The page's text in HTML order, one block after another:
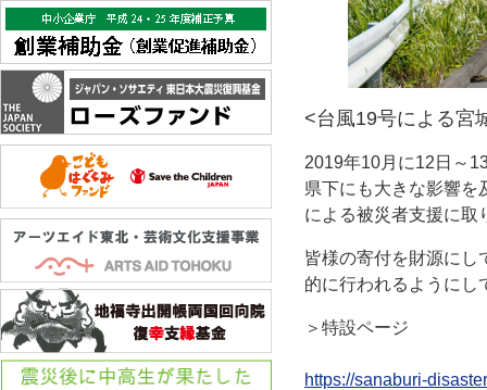
<台風19号による宮
2019年10月に12日～
県下にも大きな影響を
による被災者支援に取
皆様の寄付を財源にし
的に行われるようにし
＞特設ページ
https://sanaburi-